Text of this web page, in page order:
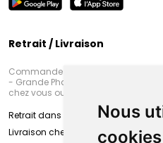
Nous
cookies
Retrait / Livraison
Commandez en ligne et venez
- Grande Pharmacie d’Amiens
chez vous ou en point retrait
Retrait dans la pharmacie
Livraison chez vous